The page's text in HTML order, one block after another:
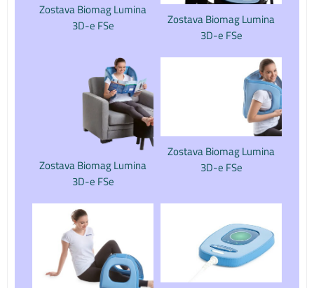
Zostava Biomag Lumina
3D-e FSe
Zostava Biomag Lumina
3D-e FSe
Zostava Biomag Lumina
3D-e FSe
Zostava Biomag Lumina
3D-e FSe